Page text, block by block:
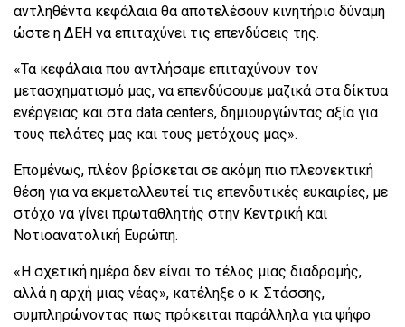
αντληθέντα κεφάλαια θα αποτελέσουν κινητήριο δύναμη
ώστε η ΔΕΗ να επιταχύνει τις επενδύσεις της.
«Τα κεφάλαια που αντλήσαμε επιταχύνουν τον
μετασχηματισμό μας, να επενδύσουμε μαζικά στα δίκτυα
ενέργειας και στα data centers, δημιουργώντας αξία για
τους πελάτες μας και τους μετόχους μας».
Επομένως, πλέον βρίσκεται σε ακόμη πιο πλεονεκτική
θέση για να εκμεταλλευτεί τις επενδυτικές ευκαιρίες, με
στόχο να γίνει πρωταθλητής στην Κεντρική και
Νοτιοανατολική Ευρώπη.
«Η σχετική ημέρα δεν είναι το τέλος μιας διαδρομής,
αλλά η αρχή μιας νέας», κατέληξε ο κ. Στάσσης,
συμπληρώνοντας πως πρόκειται παράλληλα για ψήφο